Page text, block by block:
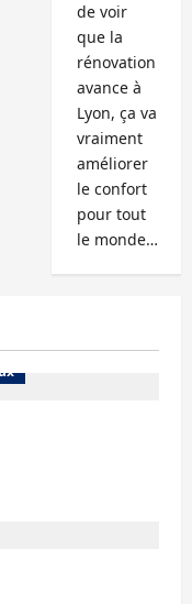
de voir
que la
rénovation
avance à
Lyon, ça va
vraiment
améliorer
le confort
pour tout
le monde…